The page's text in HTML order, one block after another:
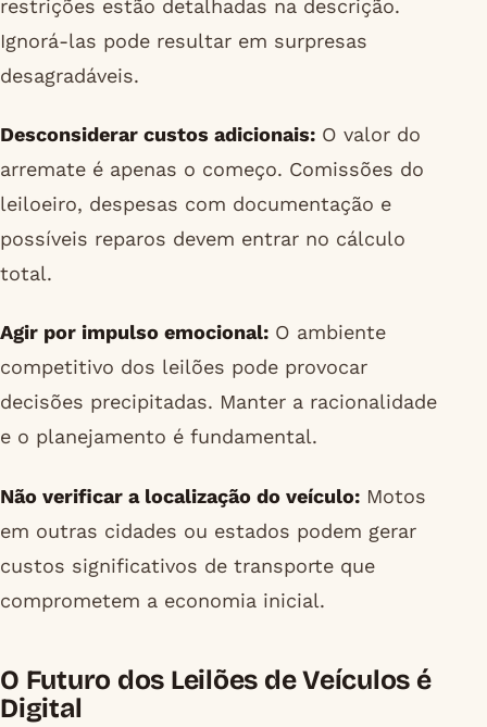
restrições estão detalhadas na descrição.
Ignorá-las pode resultar em surpresas
desagradáveis.
Desconsiderar custos adicionais: O valor do
arremate é apenas o começo. Comissões do
leiloeiro, despesas com documentação e
possíveis reparos devem entrar no cálculo
total.
Agir por impulso emocional: O ambiente
competitivo dos leilões pode provocar
decisões precipitadas. Manter a racionalidade
e o planejamento é fundamental.
Não verificar a localização do veículo: Motos
em outras cidades ou estados podem gerar
custos significativos de transporte que
comprometem a economia inicial.
O Futuro dos Leilões de Veículos é
Digital